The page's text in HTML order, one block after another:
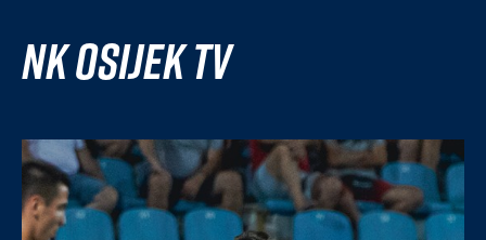
NK Osijek TV